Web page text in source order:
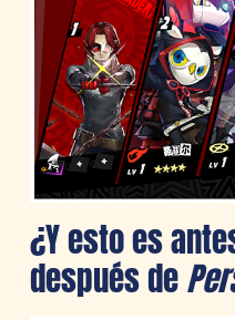
¿Y esto es
después de